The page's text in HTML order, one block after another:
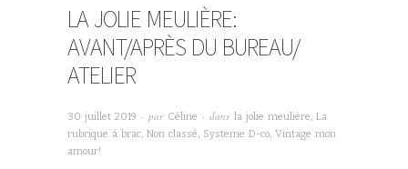
LA JOLIE MEULIÈRE:
AVANT/APRÈS DU BUREAU/
ATELIER
30 juillet 2019 · par Céline · dans la jolie meulière, La
rubrique à brac, Non classé, Systeme D-co, Vintage mon
amour!